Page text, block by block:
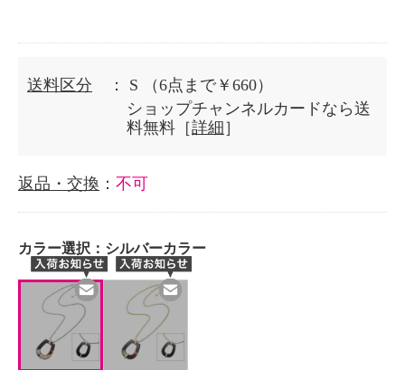
送料区分 ： S
（6点まで￥660）
ショップチャンネルカードなら送
料無料［詳細 ］
返品・交換 ： 不可
カラー選択： シルバーカラー